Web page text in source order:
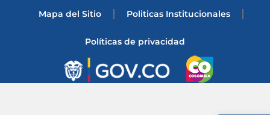
Mapa del Sitio Politicas Institucionales
Políticas de privacidad